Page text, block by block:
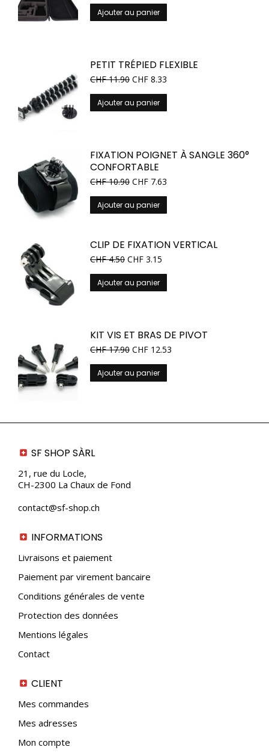
Ajouter au panier
PETIT TRÉPIED FLEXIBLE
CHF11.90 CHF 8.33
Ajouter au panier
FIXATION POIGNET À SANGLE 360°
CONFORTABLE
CHF10.90 CHF 7.63
Ajouter au panier
CLIP DE FIXATION VERTICAL
CHF4.50 CHF 3.15
Ajouter au panier
KIT VIS ET BRAS DE PIVOT
CHF17.90 CHF 12.53
Ajouter au panier
SF SHOP SÀRL
21, rue du Locle,
CH-2300 La Chaux de Fond
contact@sf-shop.ch
INFORMATIONS
Livraisons et paiement
Paiement par virement bancaire
Conditions générales de vente
Protection des données
Mentions légales
Contact
CLIENT
Mes commandes
Mes adresses
Mon compte